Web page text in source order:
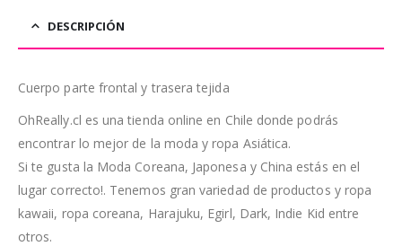
DESCRIPCIÓN
Cuerpo parte frontal y trasera tejida
OhReally.cl es una tienda online en Chile donde podrás
encontrar lo mejor de la moda y ropa Asiática.
Si te gusta la Moda Coreana, Japonesa y China estás en el
lugar correcto!. Tenemos gran variedad de productos y ropa
kawaii, ropa coreana, Harajuku, Egirl, Dark, Indie Kid entre
otros.